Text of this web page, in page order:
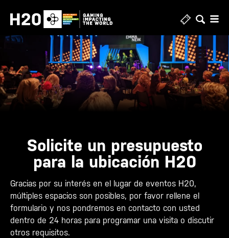
Solicite un presupuesto
para la ubicación H20
Gracias por su interés en el lugar de eventos H20,
múltiples espacios son posibles, por favor rellene el
formulario y nos pondremos en contacto con usted
dentro de 24 horas para programar una visita o discutir
otros requisitos.